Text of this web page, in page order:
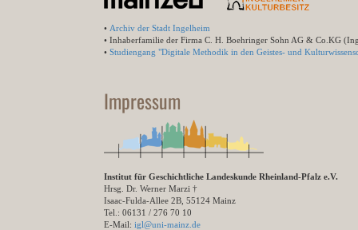
• Archiv der Stadt Ingelheim
• Inhaberfamilie der Firma C. H. Boehringer Sohn AG & Co.KG
• Studiengang "Digitale Methodik in den Geistes- und
Impressum
Institut für Geschichtliche Landeskunde Rheinland-Pfalz e.V.
Hrsg. Dr. Werner Marzi †
Isaac-Fulda-Allee 2B, 55124 Mainz
Tel.: 06131 / 276 70 10
E-Mail: igl@uni-mainz.de